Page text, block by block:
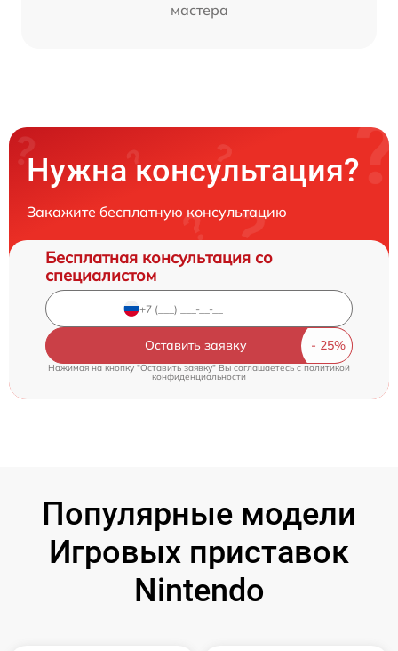
мастера
Нужна консультация?
Закажите бесплатную консультацию
Бесплатная консультация со
специалистом
Оставить заявку
Нажимая на кнопку "Оставить заявку" Вы соглашаетесь c политикой
конфиденциальности
Популярные модели
Игровых приставок
Nintendo